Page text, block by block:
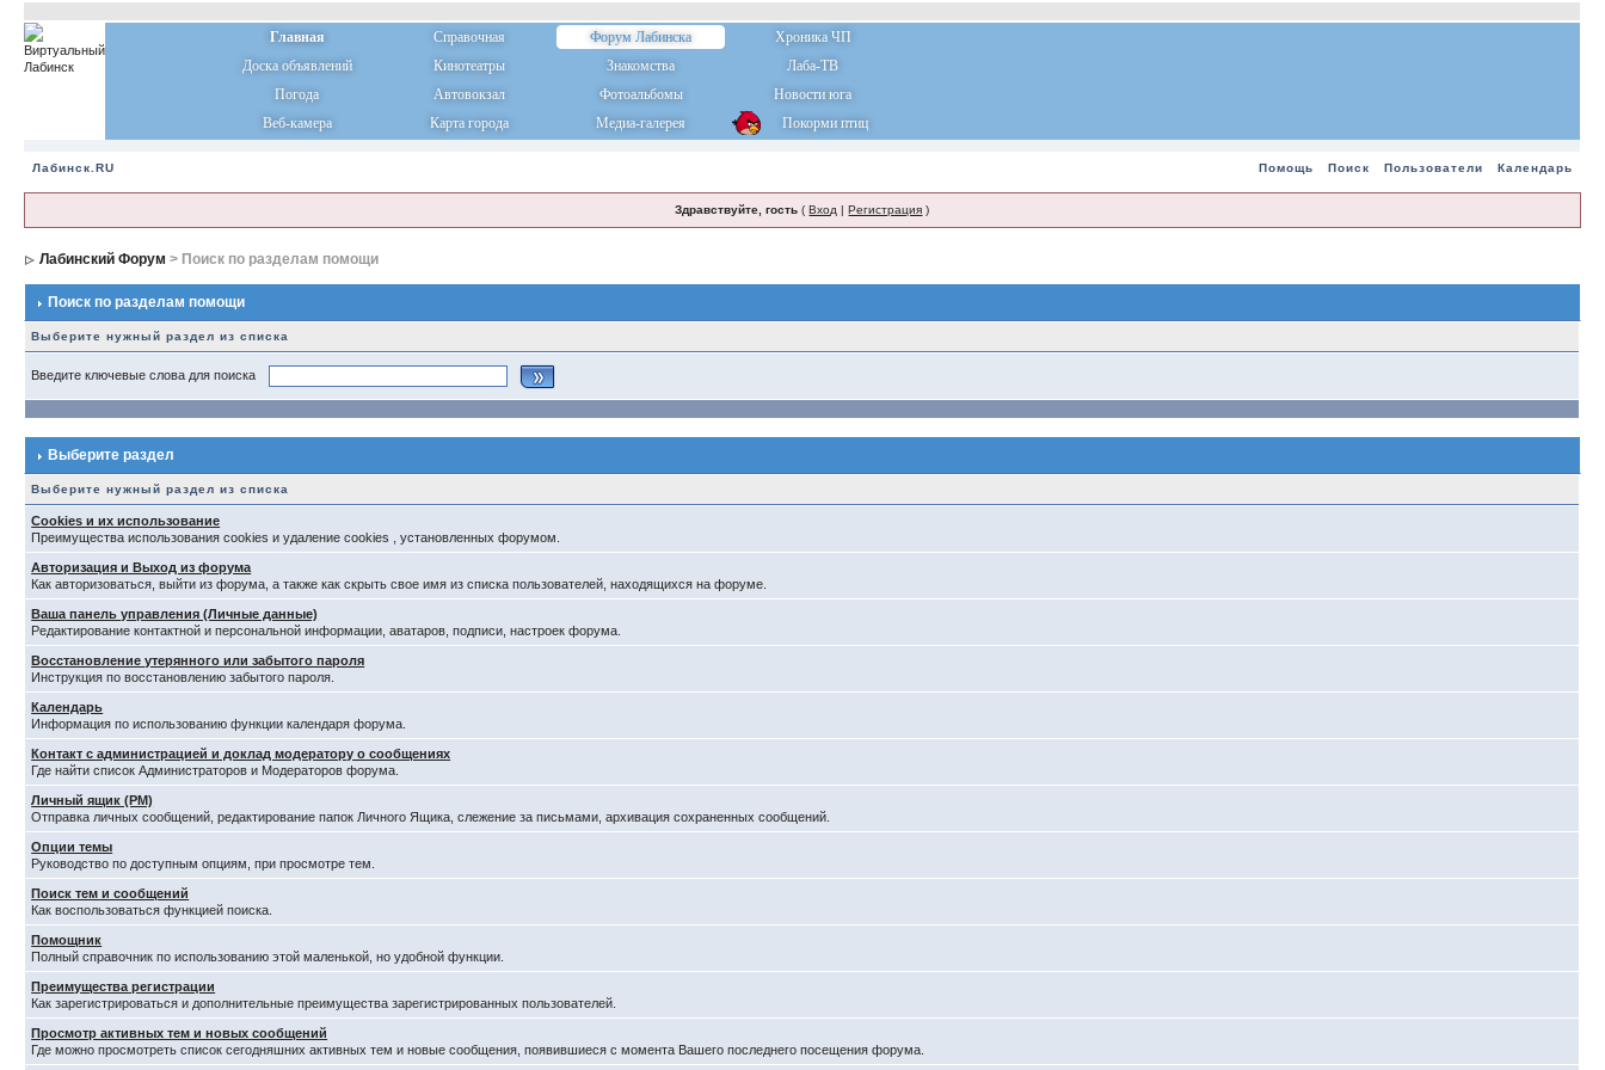
Главная Справочная Форум Лабинска
Хроника ЧП
Доска объявлений
Кинотеатры Знакомства
Лаба-ТВ
Погода
Автовокзал Фотоальбомы
Новости юга
Веб-камера
Карта города Медиа-галерея Покорми птиц
Лабинск.RU Помощь Поиск Пользователи Календарь
Здравствуйте, гость (Вход |Регистрация )
Лабинский Форум > Поиск по разделам помощи
Поиск по разделам помощи
Выберите нужный раздел из списка
Введите ключевые слова для поиска
Выберите раздел
Выберите нужный раздел из списка
Cookies и их использование
Преимущества использования cookies и удаление cookies , установленных форумом.
Авторизация и Выход из форума
Как авторизоваться, выйти из форума, а также как скрыть свое имя из списка пользователей, находящихся на форуме.
Ваша панель управления (Личные данные)
Редактирование контактной и персональной информации, аватаров, подписи, настроек форума.
Восстановление утерянного или забытого пароля
Инструкция по восстановлению забытого пароля.
Календарь
Информация по использованию функции календаря форума.
Контакт с администрацией и доклад модератору о сообщениях
Где найти список Администраторов и Модераторов форума.
Личный ящик (PM)
Отправка личных сообщений, редактирование папок Личного Ящика, слежение за письмами, архивация сохраненных сообщений.
Опции темы
Руководство по доступным опциям, при просмотре тем.
Поиск тем и сообщений
Как воспользоваться функцией поиска.
Помощник
Полный справочник по использованию этой маленькой, но удобной функции.
Преимущества регистрации
Как зарегистрироваться и дополнительные преимущества зарегистрированных пользователей.
Просмотр активных тем и новых сообщений
Где можно просмотреть список сегодняшних активных тем и новые сообщения, появившиеся с момента Вашего последнего посещения форума.